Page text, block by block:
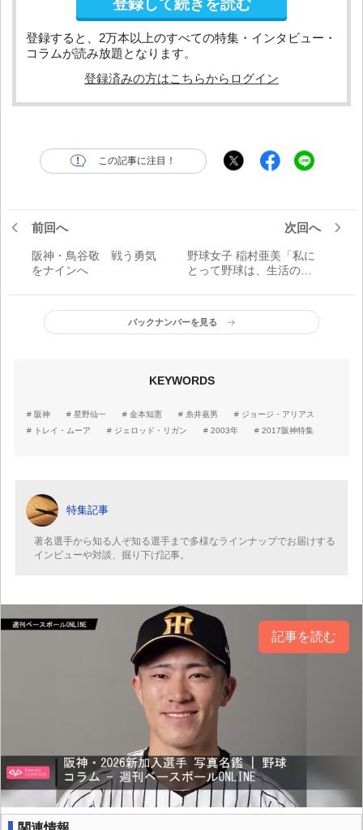
登録して続きを読む
登録すると、2万本以上のすべての特集・インタビュー・
コラムが読み放題となります。
登録済みの方はこちらからログイン
この記事に注目！
前回へ
阪神・鳥谷敬 戦う勇気
をナインへ
次回へ
野球女子 稲村亜美「私に
とって野球は、生活の一
バックナンバーを見る
KEYWORDS
阪神 星野仙一 金本知憲 糸井嘉男
ジョージ・アリアス
トレイ・ムーア
ジェロッド・リガン 2003年 2017阪神特集
特集記事
著名選手から知る人ぞ知る選手まで多様なラインナップでお届けする
インビューや対談、掘り下げ記事。
記事を読む